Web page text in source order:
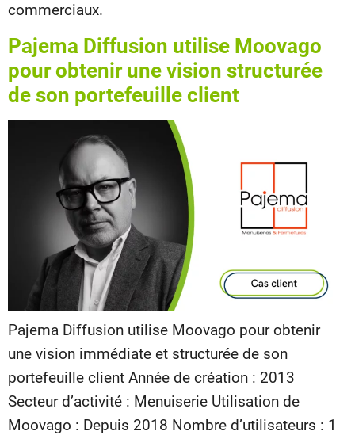
commerciaux.
Pajema Diffusion utilise Moovago
pour obtenir une vision structurée
de son portefeuille client
Pajema Diffusion utilise Moovago pour obtenir
une vision immédiate et structurée de son
portefeuille client Année de création : 2013
Secteur d’activité : Menuiserie Utilisation de
Moovago : Depuis 2018 Nombre d’utilisateurs : 1